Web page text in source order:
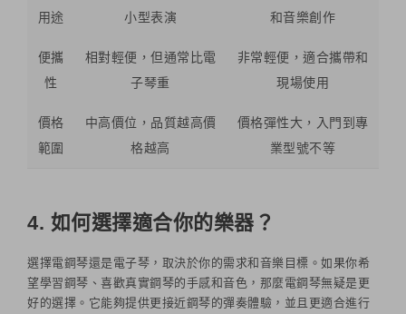
用途
小型表演
和音樂創作
便攜
性
相對輕便，但通常比電
子琴重
非常輕便，適合攜帶和
現場使用
價格
範圍
中高價位，品質越高價
格越高
價格彈性大，入門到專
業型號不等
4. 如何選擇適合你的樂器？
選擇電鋼琴還是電子琴，取決於你的需求和音樂目標。如果你希
望學習鋼琴、喜歡真實鋼琴的手感和音色，那麼電鋼琴無疑是更
好的選擇。它能夠提供更接近鋼琴的彈奏體驗，並且更適合進行